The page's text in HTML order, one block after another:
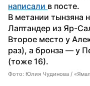
написали в посте.
В метании тынзяна
Лаптандер из Яр-
Второе место у
раз), а бронза — у
(тоже 16).
Фото: Юлия Чудинова /